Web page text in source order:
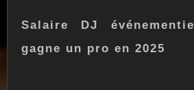
Salaire DJ
gagne un pro en 2025